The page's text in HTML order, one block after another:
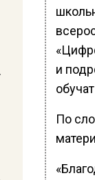
и
По